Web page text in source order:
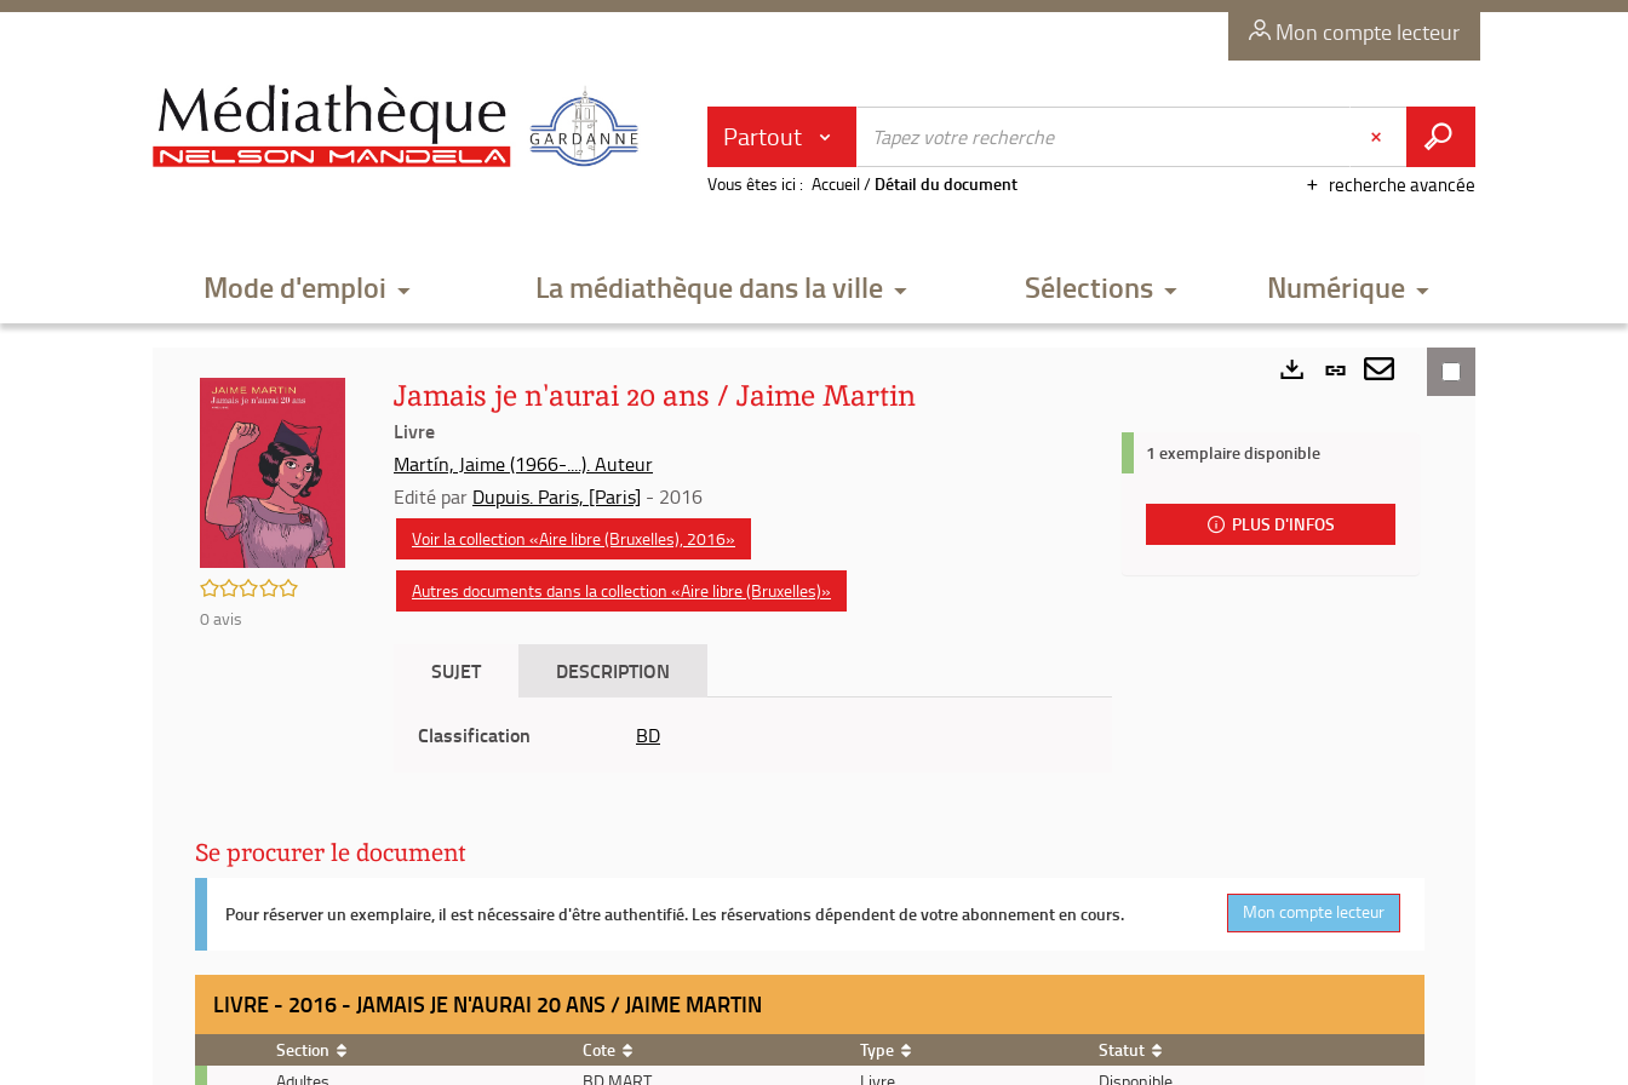
recherche
Mon compte lecteur
Partout
recherche avancée
Vous êtes ici : Accueil/ Détail du document
Mode d'emploi La médiathèque dans la ville Sélections Numérique
/5
0avis
Jamais je n'aurai 20 ans / Jaime Martin
Livre
Martín, Jaime (1966-....). Auteur
Edité par Dupuis. Paris, [Paris] - 2016
Voir la collection «Aire libre (Bruxelles), 2016»
Autres documents dans la collection «Aire libre (Bruxelles)»
SUJET DESCRIPTION
Classification BD
Lien
permanent
fenêtre)
Envoyer
mail
1 exemplaire disponible
PLUS D'INFOS
Se procurer le document
Pour réserver un exemplaire, il est nécessaire d'être authentifié. Les réservations dépendent de votre abonnement en cours. Mon compte lecteur
LIVRE - 2016 - JAMAIS JE N'AURAI 20 ANS / JAIME MARTIN
Section Cote Type
Statut